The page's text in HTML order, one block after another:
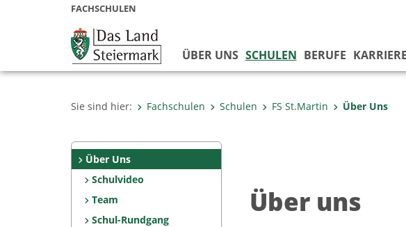
FACHSCHULEN
ÜBER UNS SCHULEN BERUFE KARRIERE
Sie sind hier: Fachschulen Schulen FS St.Martin Über Uns
Über Uns
Schulvideo
Team
Schul-Rundgang
Über uns